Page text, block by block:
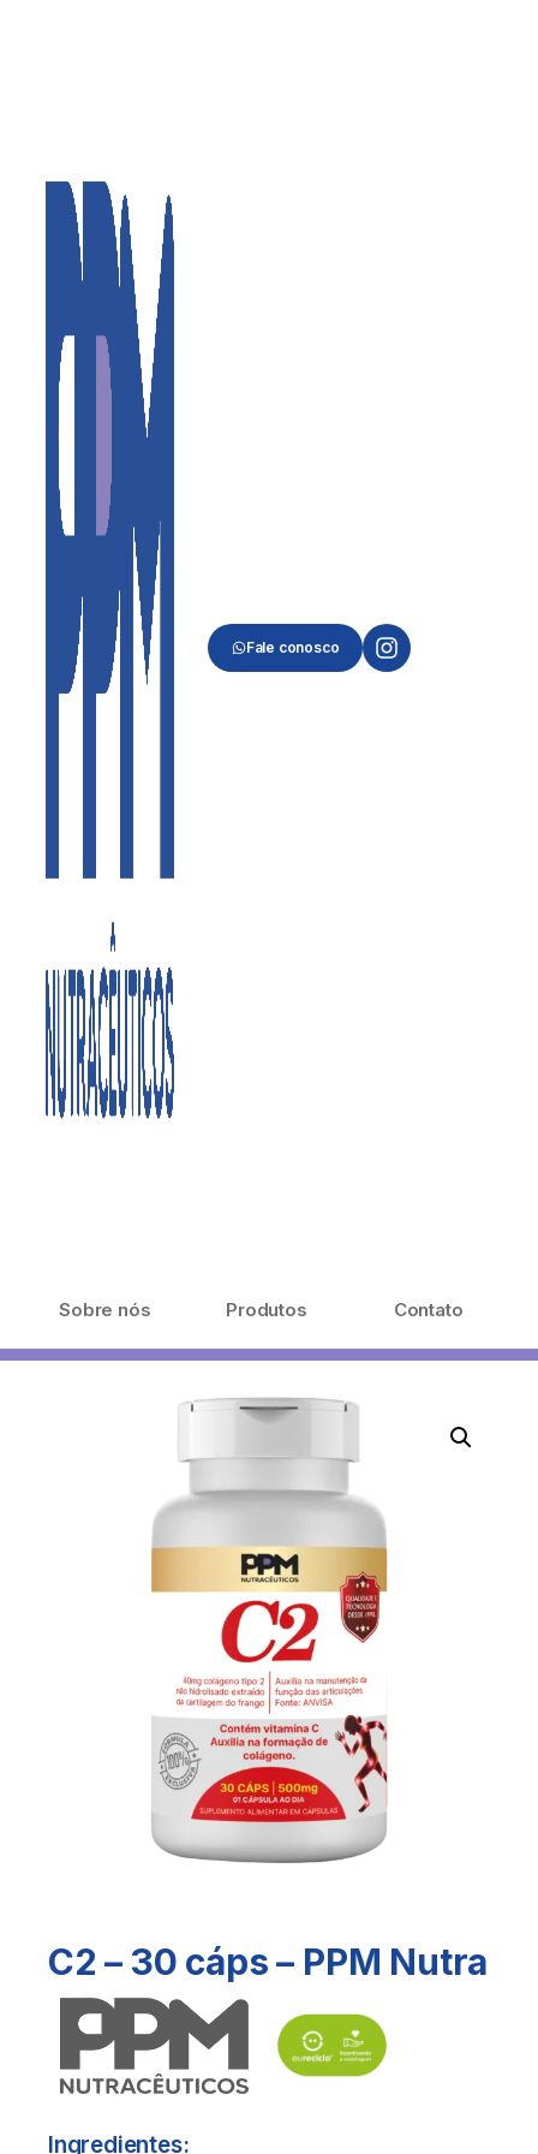
Fale conosco
Sobre nós Produtos Contato
C2 – 30 cáps – PPM Nutra
Ingredientes: